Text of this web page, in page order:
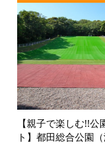
【親子で楽しむ!!公
ト】都田総合公園（